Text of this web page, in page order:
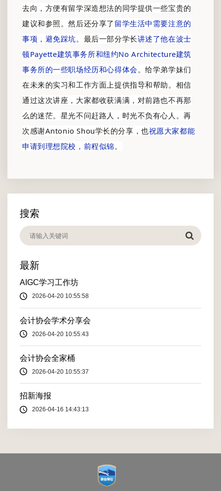
去向，方便有留学深造想法的同学提供一些宝贵的
建议和参照。然后还分享了 留学生活中需要注意的
事项，避免踩坑。 最后一部分学长讲述了他在波士
顿Payette建筑事务所和纽约No Architecture建筑
事务所的一些职场经历和心得体会。给学弟学妹们
在未来的实习和工作方面上提供指导和帮助。 相信
通过这次讲座，大家都收获满满，对前路也不再那
么的迷茫。星光不问赶路人，时光不负有心人。再
次感谢Antonio Shou学长的分享，也祝愿大家都能
申请到理想院校，前程似锦。
搜索
最新
AIGC学习工作坊
2026-04-20 10:55:58
会计协会学术分享会
2026-04-20 10:55:43
会计协会全家桶
2026-04-20 10:55:37
招新海报
2026-04-16 14:43:13